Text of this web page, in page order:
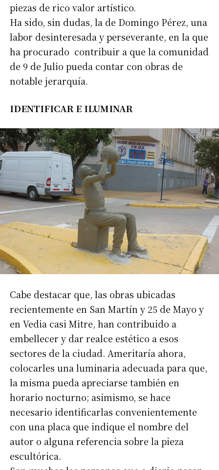
piezas de rico valor artístico.
Ha sido, sin dudas, la de Domingo Pérez, una
labor desinteresada y perseverante, en la que
ha procurado contribuir a que la comunidad
de 9 de Julio pueda contar con obras de
notable jerarquía.
IDENTIFICAR E ILUMINAR
Cabe destacar que, las obras ubicadas
recientemente en San Martín y 25 de Mayo y
en Vedia casi Mitre, han contribuido a
embellecer y dar realce estético a esos
sectores de la ciudad. Ameritaría ahora,
colocarles una luminaria adecuada para que,
la misma pueda apreciarse también en
horario nocturno; asimismo, se hace
necesario identificarlas convenientemente
con una placa que indique el nombre del
autor o alguna referencia sobre la pieza
escultórica.